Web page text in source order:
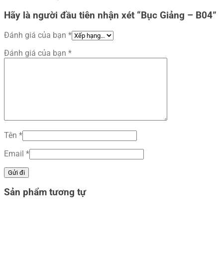
Hãy là người đầu tiên nhận xét “Bục Giảng – B04”
Đánh giá của bạn *
Đánh giá của bạn *
Tên *
Email *
Sản phẩm tương tự